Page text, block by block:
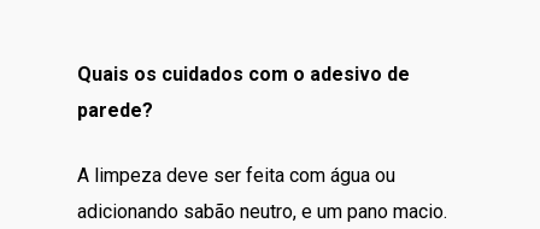
Quais os cuidados com o adesivo de
parede?
A limpeza deve ser feita com água ou
adicionando sabão neutro, e um pano macio.